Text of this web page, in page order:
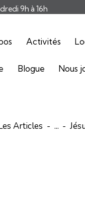
9h à 16h
Activités
Blogue Nous
Articles ...